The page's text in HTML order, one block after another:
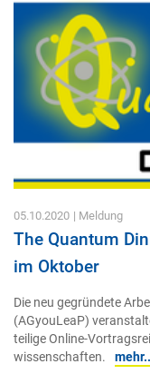
05.10.2020 | Meldung
The Quantum
im Oktober
Die neu gegründete
(AGyouLeaP)
teilige Online-
wissenschaften.